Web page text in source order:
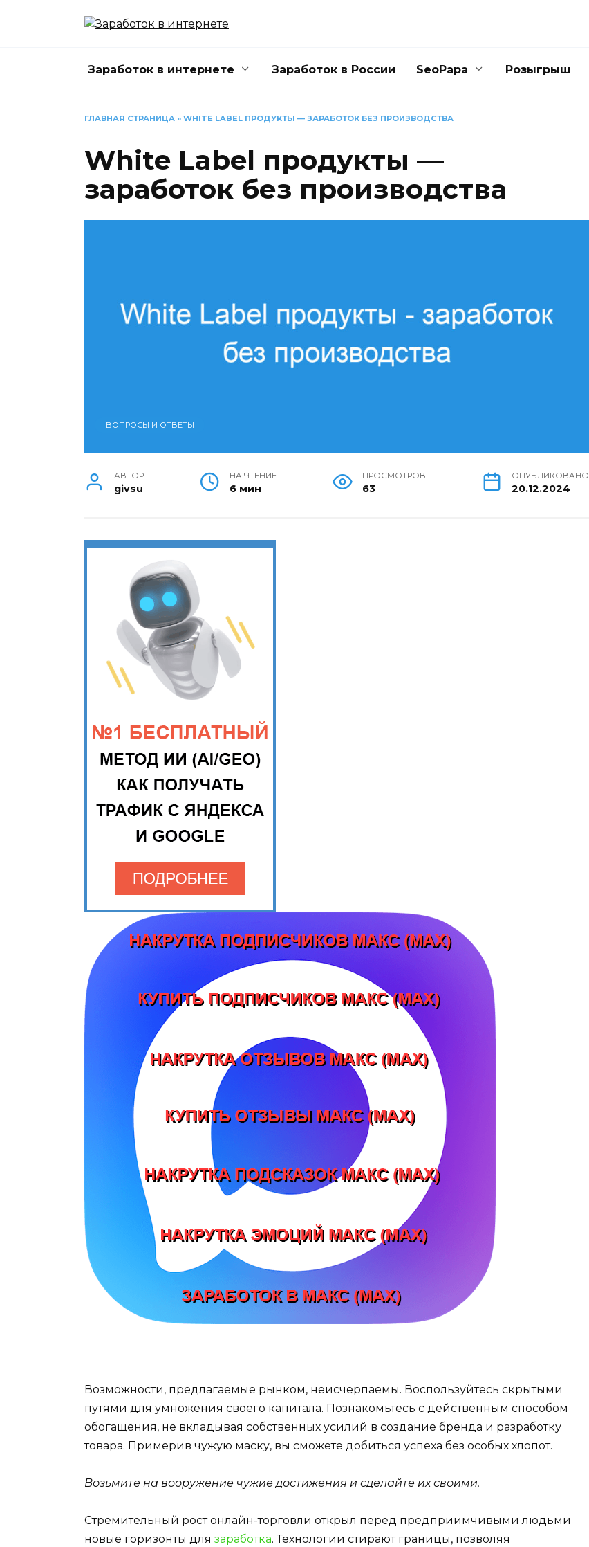
Заработок в интернете Заработок в России SeoPapa Розыгрыш
ГЛАВНАЯ СТРАНИЦА » WHITE LABEL ПРОДУКТЫ — ЗАРАБОТОК БЕЗ ПРОИЗВОДСТВА
White Label продукты —
заработок без производства
ВОПРОСЫ И ОТВЕТЫ
АВТОР
givsu
НА ЧТЕНИЕ
6 мин
ПРОСМОТРОВ
63
ОПУБЛИКОВАНО
20.12.2024
Возможности, предлагаемые рынком, неисчерпаемы. Воспользуйтесь скрытыми
путями для умножения своего капитала. Познакомьтесь с действенным способом
обогащения, не вкладывая собственных усилий в создание бренда и разработку
товара. Примерив чужую маску, вы сможете добиться успеха без особых хлопот.
Возьмите на вооружение чужие достижения и сделайте их своими.
Стремительный рост онлайн-торговли открыл перед предприимчивыми людьми
новые горизонты для заработка. Технологии стирают границы, позволяя